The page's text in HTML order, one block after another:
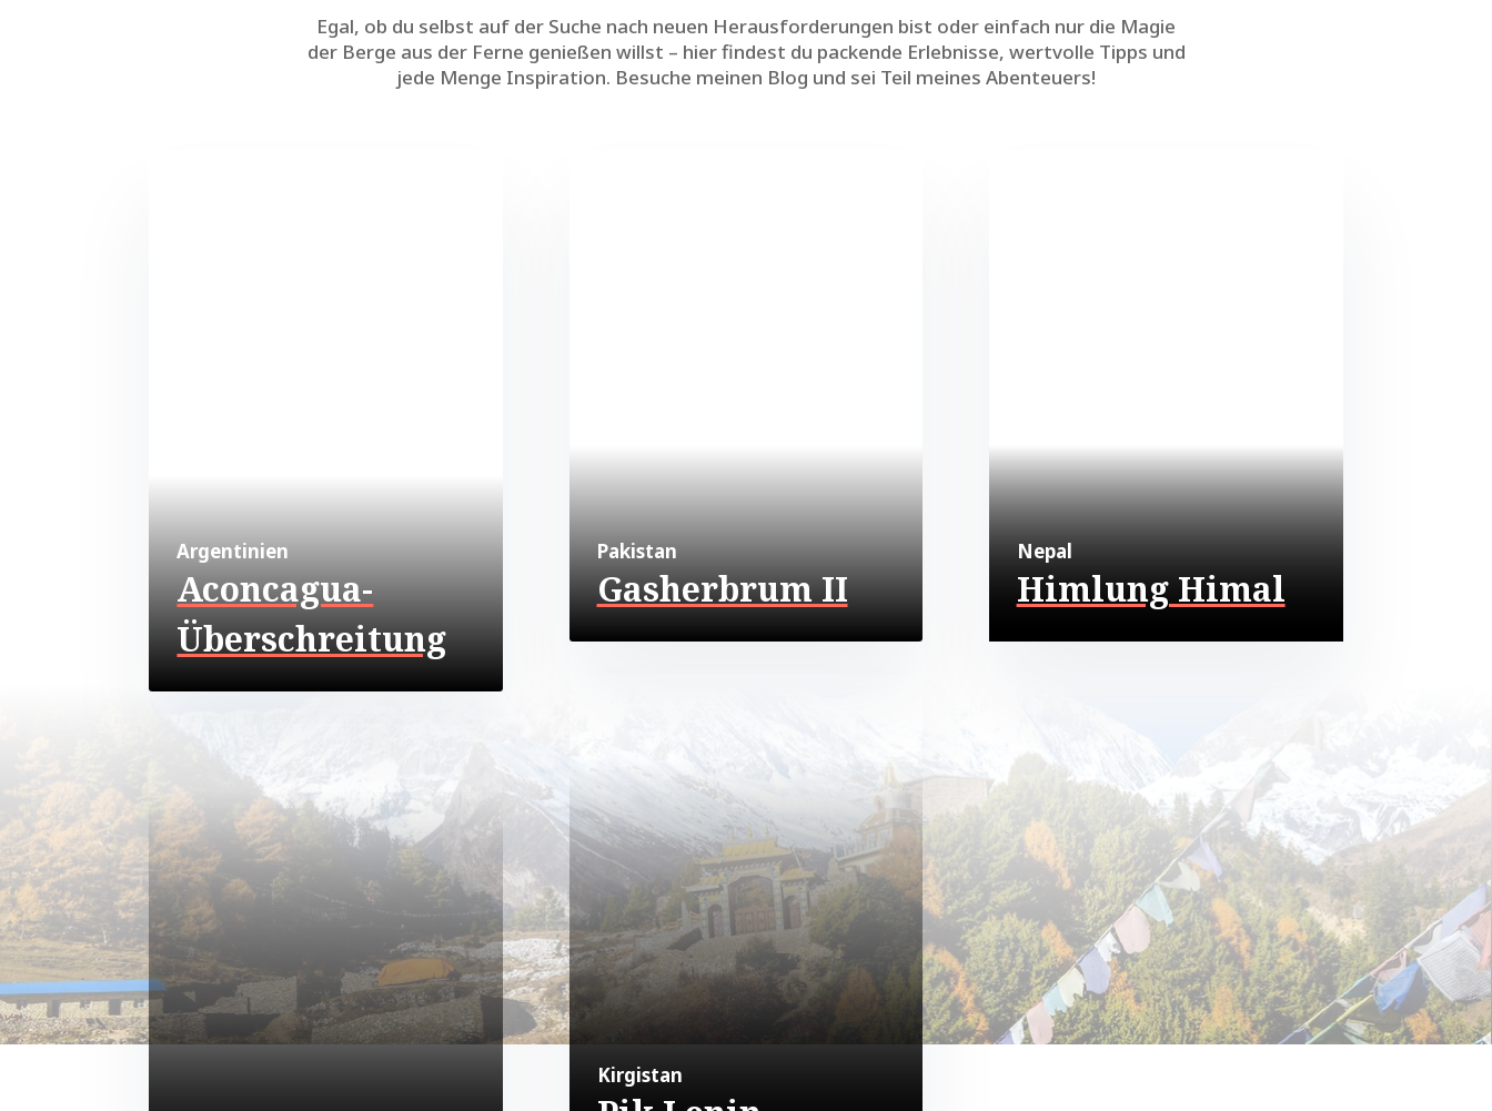
Egal, ob du selbst auf der Suche nach neuen Herausforderungen bist oder einfach nur die Magie
der Berge aus der Ferne genießen willst – hier findest du packende Erlebnisse, wertvolle Tipps und
jede Menge Inspiration. Besuche meinen Blog und sei Teil meines Abenteuers!
Argentinien
Aconcagua-
Überschreitung
Pakistan
Gasherbrum II
Kirgistan
Nepal
Himlung Himal